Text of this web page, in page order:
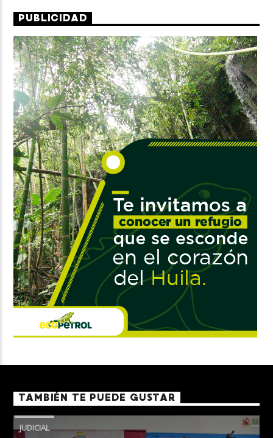
PUBLICIDAD
TAMBIÉN TE PUEDE GUSTAR
JUDICIAL